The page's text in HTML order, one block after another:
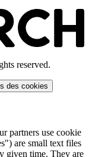
reserved.
des cookies
partners use cookie
are small text files
given time. They are